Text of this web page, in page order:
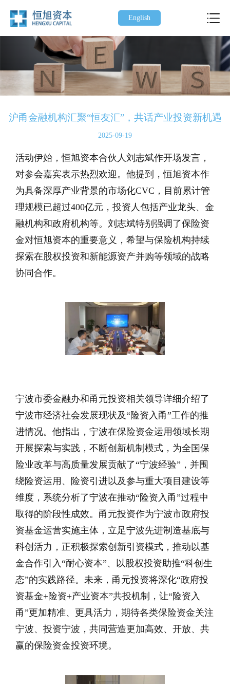
English
沪甬金融机构汇聚“恒友汇”，共话产业投资新机遇
2025-09-19
活动伊始，恒旭资本合伙人刘志斌作开场发言，
对参会嘉宾表示热烈欢迎。他提到，恒旭资本作
为具备深厚产业背景的市场化CVC，目前累计管
理规模已超过400亿元，投资人包括产业龙头、金
融机构和政府机构等。刘志斌特别强调了保险资
金对恒旭资本的重要意义，希望与保险机构持续
探索在股权投资和新能源资产并购等领域的战略
协同合作。
宁波市委金融办和甬元投资相关领导详细介绍了
宁波市经济社会发展现状及“险资入甬”工作的推
进情况。他指出，宁波在保险资金运用领域长期
开展探索与实践，不断创新机制模式，为全国保
险业改革与高质量发展贡献了“宁波经验”，并围
绕险资运用、险资引进以及参与重大项目建设等
维度，系统分析了宁波在推动“险资入甬”过程中
取得的阶段性成效。甬元投资作为宁波市政府投
资基金运营实施主体，立足宁波先进制造基底与
科创活力，正积极探索创新引资模式，推动以基
金合作引入“耐心资本”、以股权投资助推“科创生
态”的实践路径。未来，甬元投资将深化“政府投
资基金+险资+产业资本”共投机制，让“险资入
甬”更加精准、更具活力，期待各类保险资金关注
宁波、投资宁波，共同营造更加高效、开放、共
赢的保险资金投资环境。